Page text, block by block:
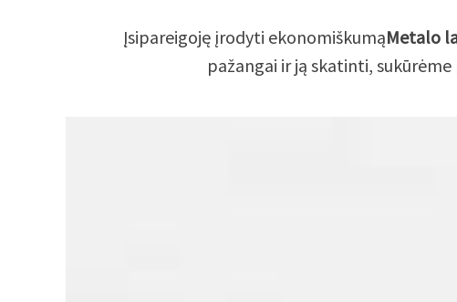
Įsipareigoję įrodyti ekonomiškumąMetalo
pažangai ir ją skatinti,